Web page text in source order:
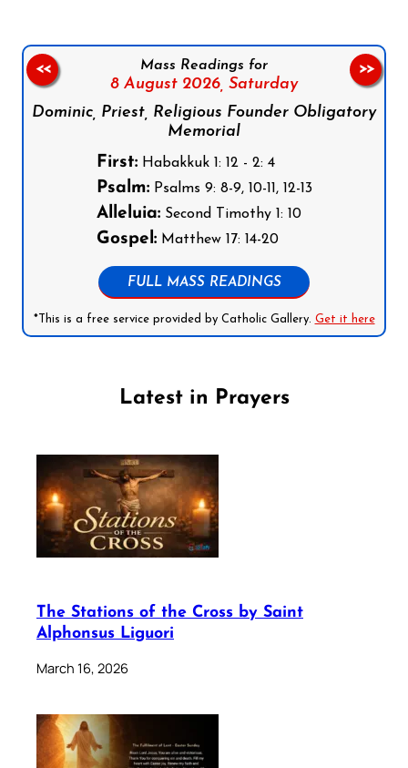
Mass Readings for
8 August 2026, Saturday
Dominic, Priest, Religious Founder Obligatory
Memorial
First:Habakkuk 1: 12 - 2: 4
Psalm:Psalms 9: 8-9, 10-11, 12-13
Alleluia:Second Timothy 1: 10
Gospel:Matthew 17: 14-20
FULL MASS READINGS
*This is a free service provided by Catholic Gallery. Get it here
<< >>
Latest in Prayers
The Stations of the Cross by Saint
Alphonsus Liguori
March 16, 2026